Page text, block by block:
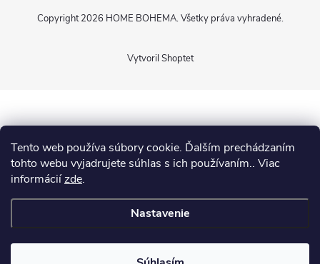
Tento web používa súbory cookie. Ďalším prechádzaním
tohto webu vyjadrujete súhlas s ich používaním.. Viac
informáciízde.
Nastavenie
Vytvoril Shoptet
Copyright 2026 HOME BOHEMA. Všetky práva vyhradené.